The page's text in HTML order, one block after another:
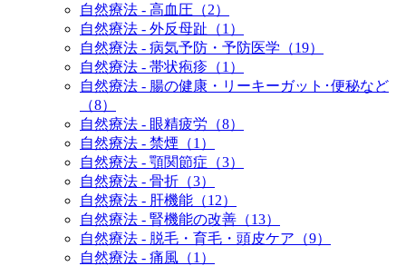
自然療法 - 高血圧（2）
自然療法 - 外反母趾（1）
自然療法 - 病気予防・予防医学（19）
自然療法 - 帯状疱疹（1）
自然療法 - 腸の健康・リーキーガット･便秘など
（8）
自然療法 - 眼精疲労（8）
自然療法 - 禁煙（1）
自然療法 - 顎関節症（3）
自然療法 - 骨折（3）
自然療法 - 肝機能（12）
自然療法 - 腎機能の改善（13）
自然療法 - 脱毛・育毛・頭皮ケア（9）
自然療法 - 痛風（1）